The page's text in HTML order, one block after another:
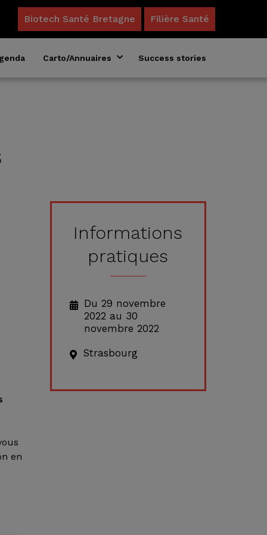
Biotech Santé Bretagne Filière Santé
Carto/Annuaires Success stories
en
Informations
pratiques
Du 29 novembre
2022 au 30
novembre 2022
Strasbourg